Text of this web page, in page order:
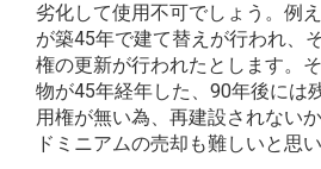
劣化して使用不可でしょう。例
が築45年で建て替えが行われ、
権の更新が行われたとします。
物が45年経年した、90年後には
用権が無い為、再建設されない
ドミニアムの売却も難しいと思い